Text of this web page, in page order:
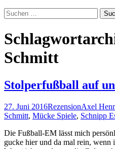
Suchen
nach:
Schmitt
Stolperfußball auf
27. Juni 2016RezensionAxel
Schmitt, Mücke Spiele, Schnipp
Die Fußball-EM lässt mich
gucke hier und da mal rein, wenn